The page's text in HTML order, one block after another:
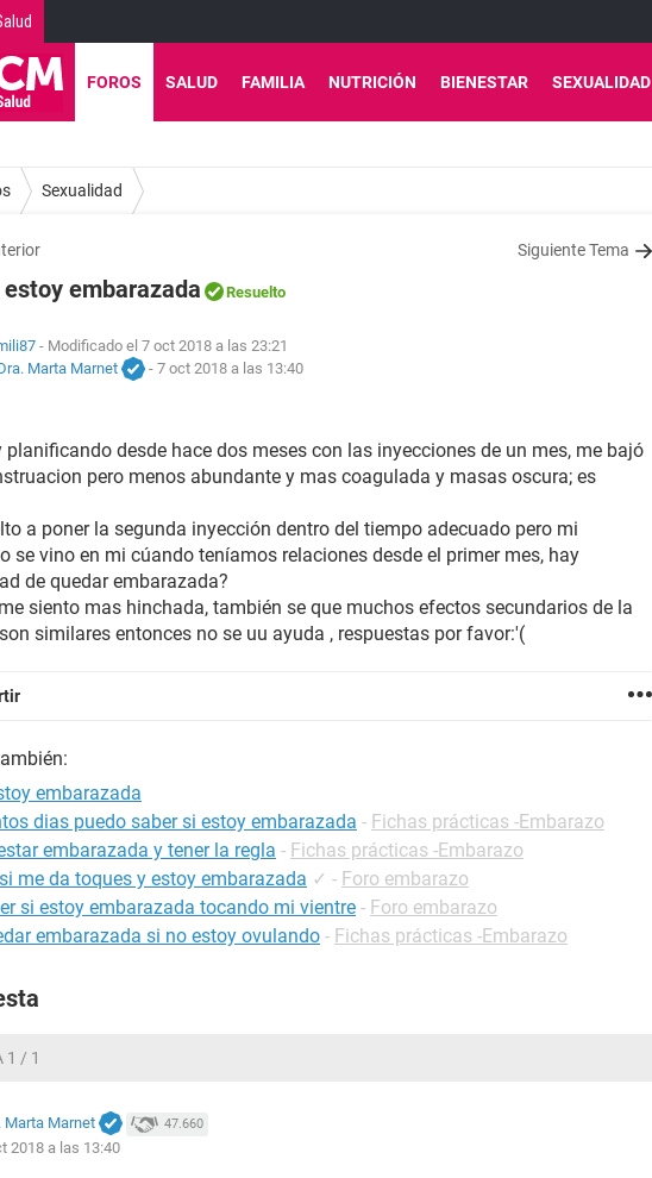
FOROS SALUD FAMILIA NUTRICIÓN BIENESTAR SEXUALIDAD
Sexualidad
Siguiente Tema
estoy embarazada Resuelto
- Modificado el 7 oct 2018 a las 23:21
Marta Marnet
- 7 oct 2018 a las 13:40
planificando desde hace dos meses con las inyecciones de un mes, me bajó
pero menos abundante y mas coagulada y masas oscura; es
a poner la segunda inyección dentro del tiempo adecuado pero mi
se vino en mi cúando teníamos relaciones desde el primer mes, hay
de quedar embarazada?
siento mas hinchada, también se que muchos efectos secundarios de la
similares entonces no se uu ayuda , respuestas por favor:'(
embarazada
dias puedo saber si estoy embarazada - Fichas prácticas -Embarazo
embarazada y tener la regla - Fichas prácticas -Embarazo
me da toques y estoy embarazada ✓ - Foro embarazo
si estoy embarazada tocando mi vientre - Foro embarazo
embarazada si no estoy ovulando - Fichas prácticas -Embarazo
1 / 1
Marta Marnet 47.660
2018 a las 13:40